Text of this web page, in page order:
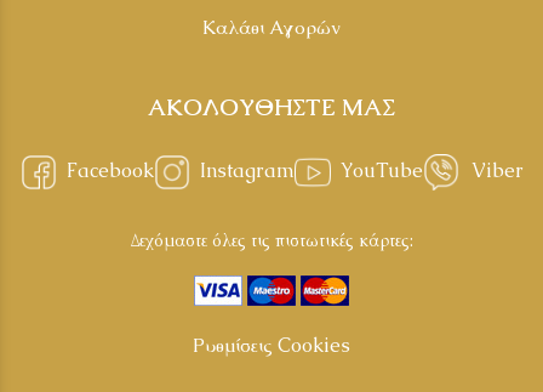
Καλάθι Αγορών
ΑΚΟΛΟΥΘΗΣΤΕ ΜΑΣ
Facebook Instagram YouTube Viber
Δεχόμαστε όλες τις πιστωτικές κάρτες:
Ρυθμίσεις Cookies